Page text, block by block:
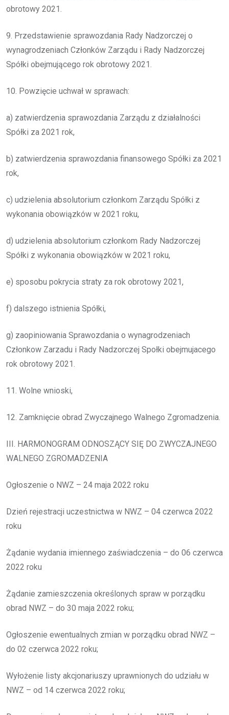
obrotowy 2021.
9. Przedstawienie sprawozdania Rady Nadzorczej o
wynagrodzeniach Członków Zarządu i Rady Nadzorczej
Spółki obejmującego rok obrotowy 2021.
10. Powzięcie uchwał w sprawach:
a) zatwierdzenia sprawozdania Zarządu z działalności
Spółki za 2021 rok,
b) zatwierdzenia sprawozdania finansowego Spółki za 2021
rok,
c) udzielenia absolutorium członkom Zarządu Spółki z
wykonania obowiązków w 2021 roku,
d) udzielenia absolutorium członkom Rady Nadzorczej
Spółki z wykonania obowiązków w 2021 roku,
e) sposobu pokrycia straty za rok obrotowy 2021,
f) dalszego istnienia Spółki,
g) zaopiniowania Sprawozdania o wynagrodzeniach
Członkow Zarzadu i Rady Nadzorczej Społki obejmujacego
rok obrotowy 2021.
11. Wolne wnioski,
12. Zamknięcie obrad Zwyczajnego Walnego Zgromadzenia.
III. HARMONOGRAM ODNOSZĄCY SIĘ DO ZWYCZAJNEGO
WALNEGO ZGROMADZENIA
Ogłoszenie o NWZ – 24 maja 2022 roku
Dzień rejestracji uczestnictwa w NWZ – 04 czerwca 2022
roku
Żądanie wydania imiennego zaświadczenia – do 06 czerwca
2022 roku
Żądanie zamieszczenia określonych spraw w porządku
obrad NWZ – do 30 maja 2022 roku;
Ogłoszenie ewentualnych zmian w porządku obrad NWZ –
do 02 czerwca 2022 roku;
Wyłożenie listy akcjonariuszy uprawnionych do udziału w
NWZ – od 14 czerwca 2022 roku;